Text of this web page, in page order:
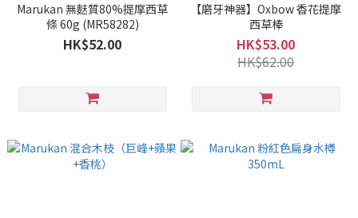
Marukan 無麩質80%提摩西草
條 60g (MR58282)
HK$52.00
【磨牙神器】Oxbow 香花提摩
西草棒
HK$53.00
HK$62.00